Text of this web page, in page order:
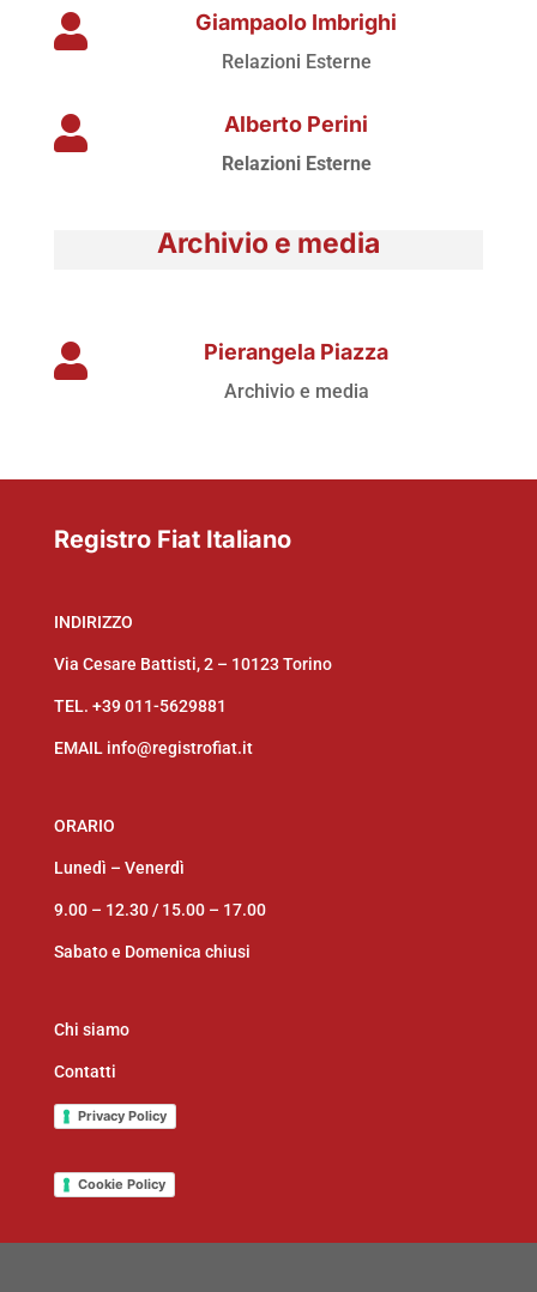
 Giampaolo Imbrighi
Relazioni Esterne
 Alberto Perini
Relazioni Esterne
Archivio e media
 Pierangela Piazza
Archivio e media
Registro Fiat Italiano
INDIRIZZO
Via Cesare Battisti, 2 – 10123 Torino
TEL. +39 011-5629881
EMAIL info@registrofiat.it
ORARIO
Lunedì – Venerdì
9.00 – 12.30 / 15.00 – 17.00
Sabato e Domenica chiusi
Chi siamo
Contatti
Privacy Policy
Cookie Policy